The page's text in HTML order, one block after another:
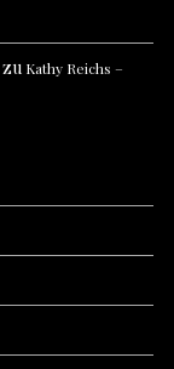
zu Kathy Reichs –